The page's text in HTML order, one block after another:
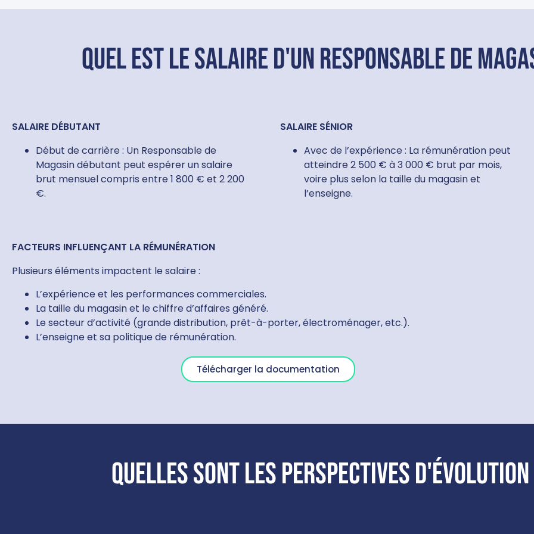
Quel est le salaire d'un responsable de
SALAIRE DÉBUTANT
Début de carrière : Un Responsable de
Magasin débutant peut espérer un salaire
brut mensuel compris entre 1 800 € et 2 200
€.
SALAIRE SÉNIOR
Avec de l’expérience : La rémunération peut
atteindre 2 500 € à 3 000 € brut par mois,
voire plus selon la taille du magasin et
l’enseigne.
FACTEURS INFLUENÇANT LA RÉMUNÉRATION
Plusieurs éléments impactent le salaire :
L’expérience et les performances commerciales.
La taille du magasin et le chiffre d’affaires généré.
Le secteur d’activité (grande distribution, prêt-à-porter, électroménager, etc.).
L’enseigne et sa politique de rémunération.
Télécharger la documentation
Quelles sont les perspectives d'évolution